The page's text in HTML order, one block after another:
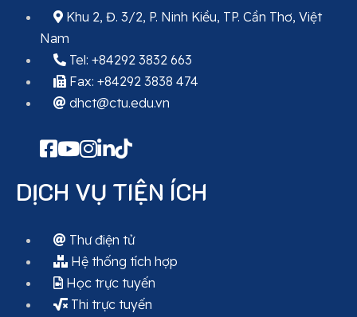
Khu 2, Đ. 3/2, P. Ninh Kiều, TP. Cần Thơ, Việt
Nam
Tel: +84292 3832 663
Fax: +84292 3838 474
dhct@ctu.edu.vn
DỊCH VỤ TIỆN ÍCH
Thư điện tử
Hệ thống tích hợp
Học trực tuyến
Thi trực tuyến